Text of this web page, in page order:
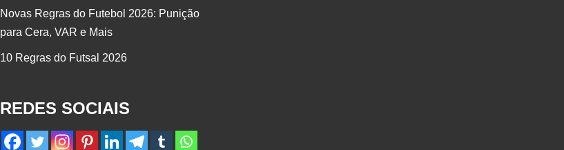
Novas Regras do Futebol 2026: Punição
para Cera, VAR e Mais
10 Regras do Futsal 2026
REDES SOCIAIS